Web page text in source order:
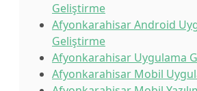
Geliştirme
Afyonkarahisar Android
Geliştirme
Afyonkarahisar Uygulama
Afyonkarahisar Mobil